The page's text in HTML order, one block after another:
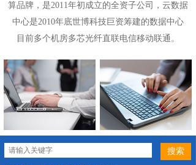
算品牌，是2011年初成立的全资子公司， 云数据
中心是2010年底世博科技巨资筹建的数据中心
目前多个机房多芯光纤直联电信移动联通。